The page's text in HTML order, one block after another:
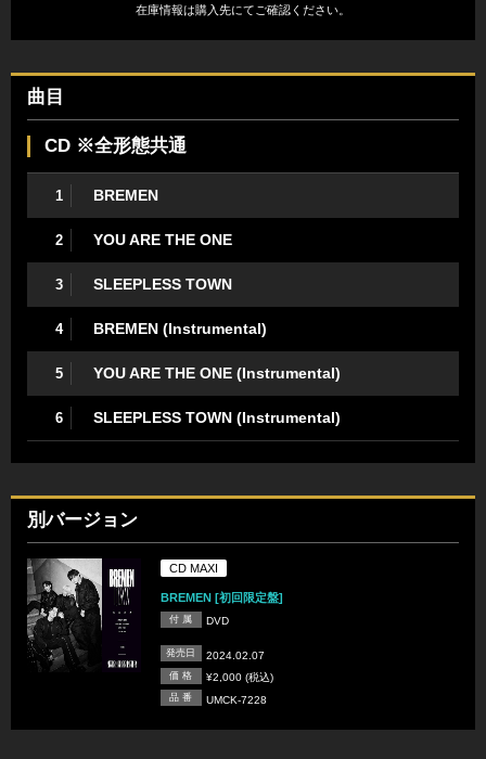
在庫情報は購入先にてご確認ください。
曲目
CD ※全形態共通
1 BREMEN
2 YOU ARE THE ONE
3 SLEEPLESS TOWN
4 BREMEN (Instrumental)
5 YOU ARE THE ONE (Instrumental)
6 SLEEPLESS TOWN (Instrumental)
別バージョン
CD MAXI
BREMEN [初回限定盤]
付 属 DVD
発売日 2024.02.07
価 格 ¥2,000 (税込)
品 番 UMCK-7228